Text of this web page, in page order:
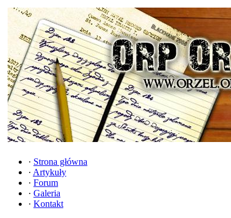
· Strona główna
· Artykuły
· Forum
· Galeria
· Kontakt